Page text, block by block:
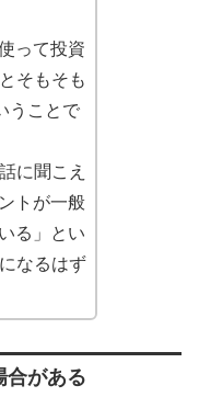
って投資
そもそも
うことで
に聞こえ
トが一般
る」とい
なるはず
合がある